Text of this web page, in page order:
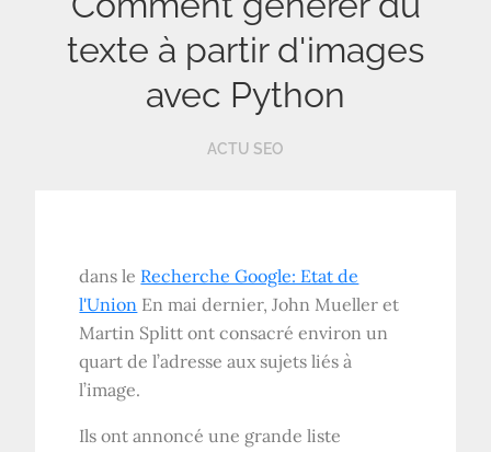
texte à partir d'images
avec Python
ACTU SEO
dans le Recherche Google: Etat de
l'Union En mai dernier, John Mueller et
Martin Splitt ont consacré environ un
quart de l’adresse aux sujets liés à
l’image.
Ils ont annoncé une grande liste